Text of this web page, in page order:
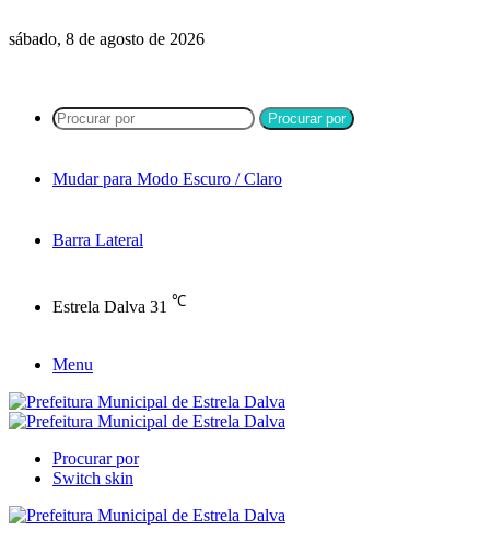
sábado, 8 de agosto de 2026
Procurar por
Mudar para Modo Escuro / Claro
Barra Lateral
Estrela Dalva 31 ℃
Menu
Procurar por
Switch skin